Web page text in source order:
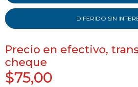
DIFERIDO SIN
Precio en efectivo,
cheque
$75,00